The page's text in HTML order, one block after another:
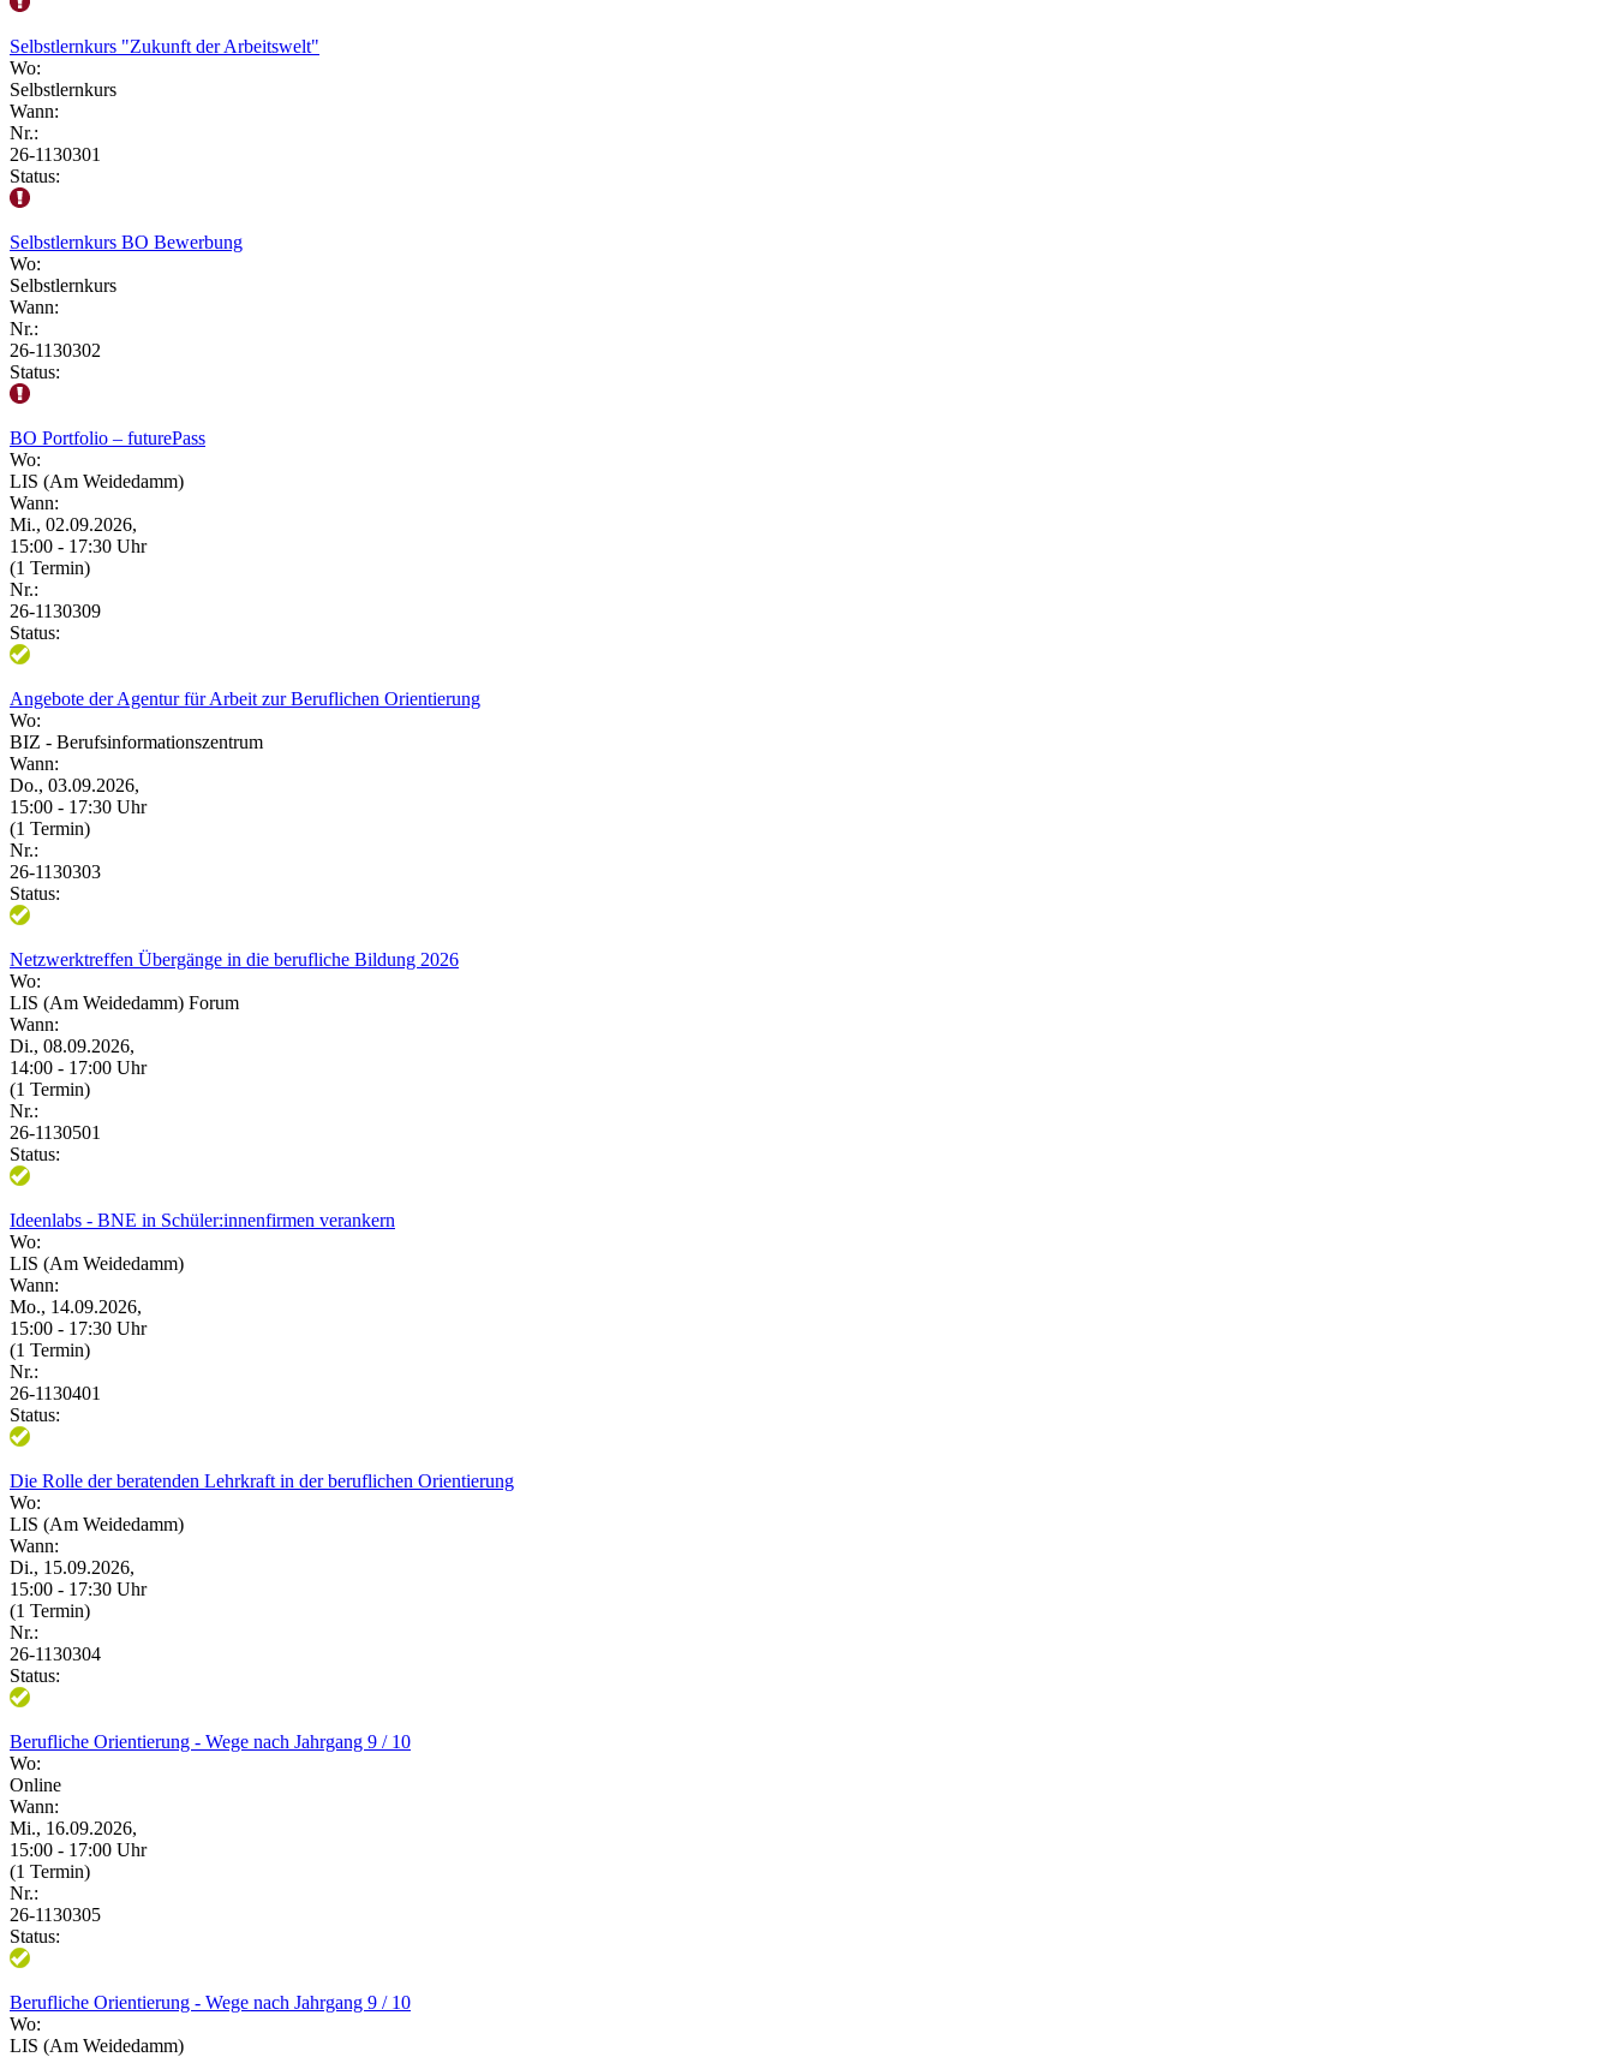
Selbstlernkurs "Zukunft der Arbeitswelt"
Wo:
Selbstlernkurs
Wann:
Nr.:
26-1130301
Status:
Selbstlernkurs BO Bewerbung
Wo:
Selbstlernkurs
Wann:
Nr.:
26-1130302
Status:
BO Portfolio – futurePass
Wo:
LIS (Am Weidedamm)
Wann:
Mi., 02.09.2026,
15:00 - 17:30 Uhr
(1 Termin)
Nr.:
26-1130309
Status:
Angebote der Agentur für Arbeit zur Beruflichen Orientierung
Wo:
BIZ - Berufsinformationszentrum
Wann:
Do., 03.09.2026,
15:00 - 17:30 Uhr
(1 Termin)
Nr.:
26-1130303
Status:
Netzwerktreffen Übergänge in die berufliche Bildung 2026
Wo:
LIS (Am Weidedamm) Forum
Wann:
Di., 08.09.2026,
14:00 - 17:00 Uhr
(1 Termin)
Nr.:
26-1130501
Status:
Ideenlabs - BNE in Schüler:innenfirmen verankern
Wo:
LIS (Am Weidedamm)
Wann:
Mo., 14.09.2026,
15:00 - 17:30 Uhr
(1 Termin)
Nr.:
26-1130401
Status:
Die Rolle der beratenden Lehrkraft in der beruflichen Orientierung
Wo:
LIS (Am Weidedamm)
Wann:
Di., 15.09.2026,
15:00 - 17:30 Uhr
(1 Termin)
Nr.:
26-1130304
Status:
Berufliche Orientierung - Wege nach Jahrgang 9 / 10
Wo:
Online
Wann:
Mi., 16.09.2026,
15:00 - 17:00 Uhr
(1 Termin)
Nr.:
26-1130305
Status:
Berufliche Orientierung - Wege nach Jahrgang 9 / 10
Wo:
LIS (Am Weidedamm)